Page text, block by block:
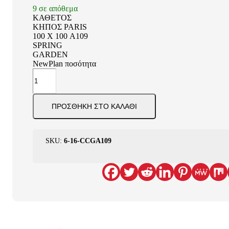
9 σε απόθεμα
ΚΑΘΕΤΟΣ
ΚΗΠΟΣ PARIS
100 Χ 100 A109
SPRING
GARDEN
NewPlan ποσότητα
ΠΡΟΣΘΉΚΗ ΣΤΟ ΚΑΛΆΘΙ
SKU: 6-16-CCGA109